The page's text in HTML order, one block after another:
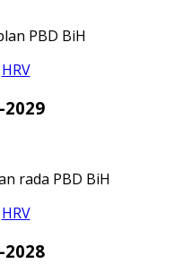
PBD BiH
HRV
rada PBD BiH
HRV